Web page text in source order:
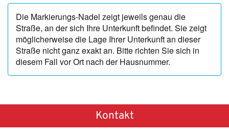
Die Markierungs-Nadel zeigt jeweils genau die
Straße, an der sich Ihre Unterkunft befindet. Sie zeigt
möglicherweise die Lage Ihrer Unterkunft an dieser
Straße nicht ganz exakt an. Bitte richten Sie sich in
diesem Fall vor Ort nach der Hausnummer.
Kontakt